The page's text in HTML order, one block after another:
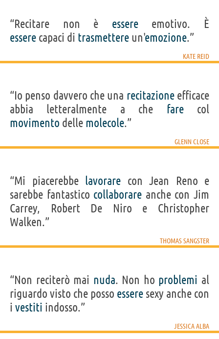
“Recitare non è essereemotivo. È
essere capaci di trasmettere un'emozione.”
KATE REID
“Io penso davvero che una recitazioneefficace
abbia letteralmente a che farecol
movimento delle molecole.”
GLENN CLOSE
“Mi piacerebbe lavorare con Jean Reno e
sarebbe fantastico collaborare anche con Jim
Carrey, Robert De Niro e Christopher
Walken.”
THOMAS SANGSTER
“Non reciterò mai nuda. Non ho problemi al
riguardo visto che posso essere sexy anche con
i vestiti indosso.”
JESSICA ALBA